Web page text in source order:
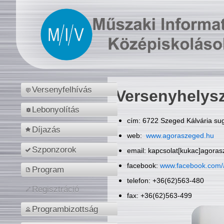
Versenyfelhívás
Lebonyolítás
Díjazás
Szponzorok
Program
Regisztráció
Programbizottság
cím: 6722 Szeged Kálvária
web: www.agoraszeged.hu
email:
facebook:
telefon: +36(62)563-480
fax: +36(62)563-499